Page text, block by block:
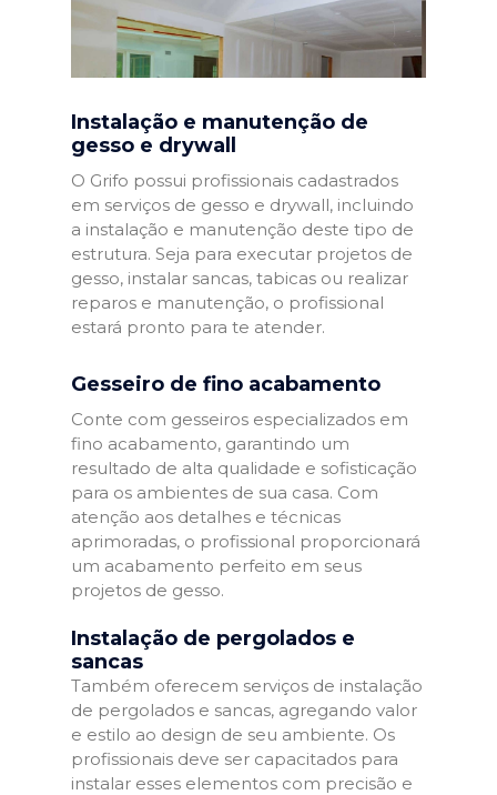
Instalação e manutenção de
gesso e drywall
O Grifo possui profissionais cadastrados
em serviços de gesso e drywall, incluindo
a instalação e manutenção deste tipo de
estrutura. Seja para executar projetos de
gesso, instalar sancas, tabicas ou realizar
reparos e manutenção, o profissional
estará pronto para te atender.
Gesseiro de fino acabamento
Conte com gesseiros especializados em
fino acabamento, garantindo um
resultado de alta qualidade e sofisticação
para os ambientes de sua casa. Com
atenção aos detalhes e técnicas
aprimoradas, o profissional proporcionará
um acabamento perfeito em seus
projetos de gesso.
Instalação de pergolados e
sancas
Também oferecem serviços de instalação
de pergolados e sancas, agregando valor
e estilo ao design de seu ambiente. Os
profissionais deve ser capacitados para
instalar esses elementos com precisão e